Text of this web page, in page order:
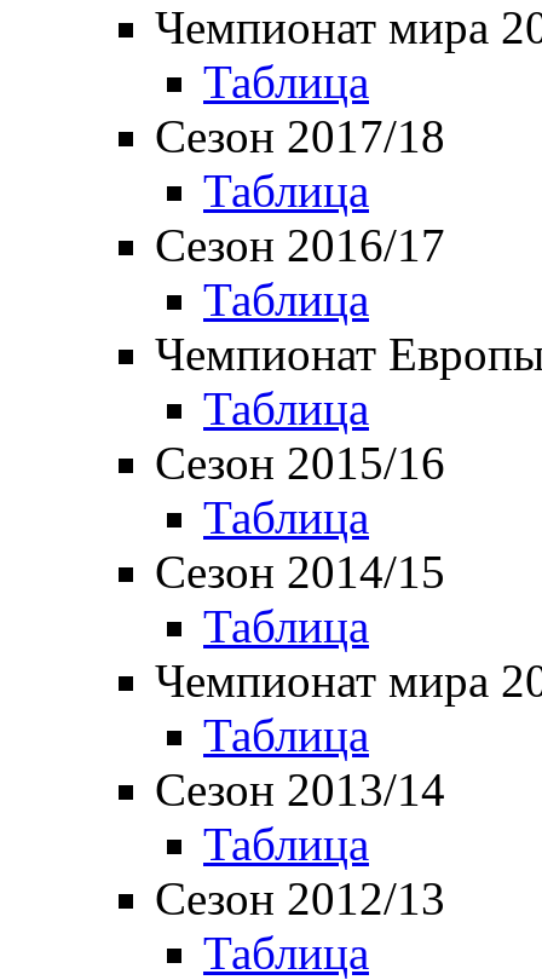
Чемпионат мира
Таблица
Сезон 2017/18
Таблица
Сезон 2016/17
Таблица
Чемпионат
Таблица
Сезон 2015/16
Таблица
Сезон 2014/15
Таблица
Чемпионат мира
Таблица
Сезон 2013/14
Таблица
Сезон 2012/13
Таблица